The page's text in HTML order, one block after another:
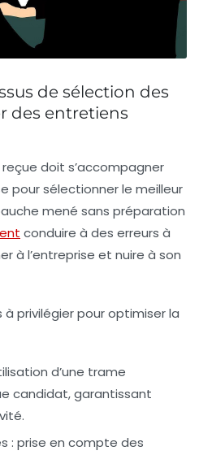
de sélection des
des entretiens
doit s’accompagner
pour sélectionner le meilleur
mené sans préparation
conduire à des erreurs à
à l’entreprise et nuire à son
privilégier pour optimiser la
d’une trame
candidat, garantissant
: prise en compte des